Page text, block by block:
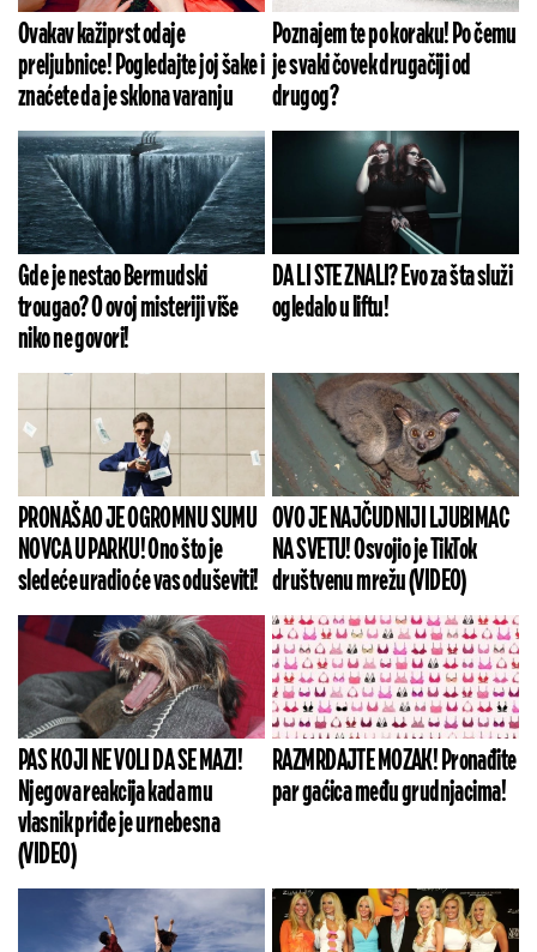
Ovakav kažiprst odaje
preljubnice! Pogledajte joj šake i
znaćete da je sklona varanju
Poznajem te po koraku! Po čemu
je svaki čovek drugačiji od
drugog?
Gde je nestao Bermudski
trougao? O ovoj misteriji više
niko ne govori!
DA LI STE ZNALI? Evo za šta služi
ogledalo u liftu!
PRONAŠAO JE OGROMNU SUMU
NOVCA U PARKU! Ono što je
sledeće uradio će vas oduševiti!
OVO JE NAJČUDNIJI LJUBIMAC
NA SVETU! Osvojio je TikTok
društvenu mrežu (VIDEO)
PAS KOJI NE VOLI DA SE MAZI!
Njegova reakcija kada mu
vlasnik priđe je urnebesna
(VIDEO)
RAZMRDAJTE MOZAK! Pronađite
par gaćica među grudnjacima!